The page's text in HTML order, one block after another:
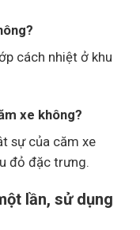
cách nhiệt ở khu
xe không?
sự của căm xe
đỏ đặc trưng.
lần, sử dụng